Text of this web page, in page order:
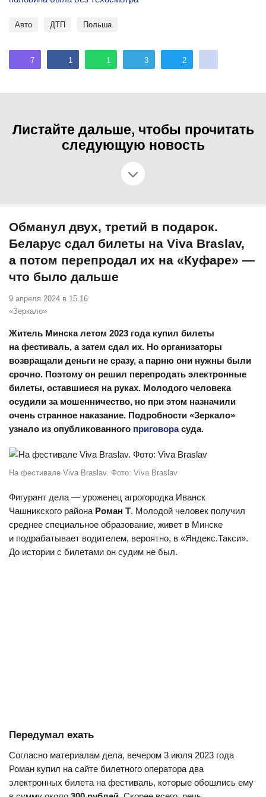
Авто ДТП Польша
7 1 1 3 2
Листайте дальше, чтобы прочитать
следующую новость